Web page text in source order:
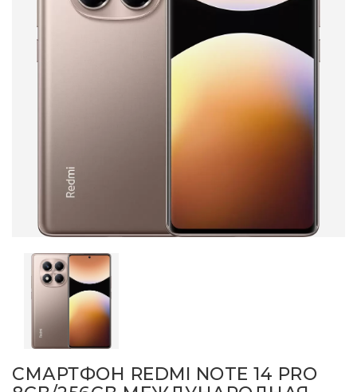
СМАРТФОН REDMI NOTE 14 PRO